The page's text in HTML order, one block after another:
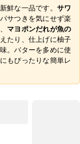
鮮な一品です。 サワ
サつきを気にせず楽
マヨポンだれが魚の
たり、仕上げに柚子
。バターを多めに使
もぴったりな簡単レ